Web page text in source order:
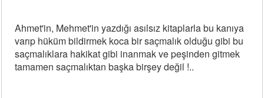
Ahmet'in, Mehmet'in yazdığı asılsız kitaplarla bu kanıya
varıp hüküm bildirmek koca bir saçmalık olduğu gibi bu
saçmalıklara hakikat gibi inanmak ve peşinden gitmek
tamamen saçmalıktan başka birşey değil !..